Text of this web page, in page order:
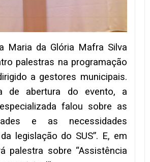
Maria da Glória Mafra Silva
palestras na programação
a gestores municipais.
de abertura do evento, a
falou sobre as
e as necessidades
legislação do SUS”. E, em
palestra sobre “Assistência